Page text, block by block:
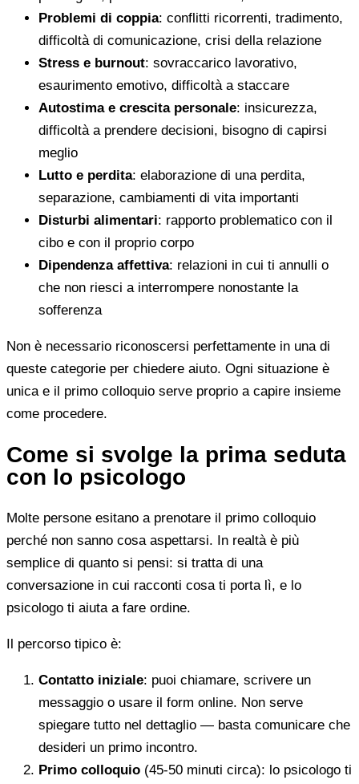
Problemi di coppia: conflitti ricorrenti, tradimento,
difficoltà di comunicazione, crisi della relazione
Stress e burnout: sovraccarico lavorativo,
esaurimento emotivo, difficoltà a staccare
Autostima e crescita personale: insicurezza,
difficoltà a prendere decisioni, bisogno di capirsi
meglio
Lutto e perdita: elaborazione di una perdita,
separazione, cambiamenti di vita importanti
Disturbi alimentari: rapporto problematico con il
cibo e con il proprio corpo
Dipendenza affettiva: relazioni in cui ti annulli o
che non riesci a interrompere nonostante la
sofferenza
Non è necessario riconoscersi perfettamente in una di
queste categorie per chiedere aiuto. Ogni situazione è
unica e il primo colloquio serve proprio a capire insieme
come procedere.
Come si svolge la prima seduta
con lo psicologo
Molte persone esitano a prenotare il primo colloquio
perché non sanno cosa aspettarsi. In realtà è più
semplice di quanto si pensi: si tratta di una
conversazione in cui racconti cosa ti porta lì, e lo
psicologo ti aiuta a fare ordine.
Il percorso tipico è:
Contatto iniziale: puoi chiamare, scrivere un
messaggio o usare il form online. Non serve
spiegare tutto nel dettaglio — basta comunicare che
desideri un primo incontro.
Primo colloquio (45-50 minuti circa): lo psicologo ti